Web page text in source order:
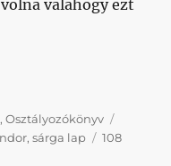
valahogy ezt
hogy ha valaki
,Osztályozókönyv
,sárga lap
108